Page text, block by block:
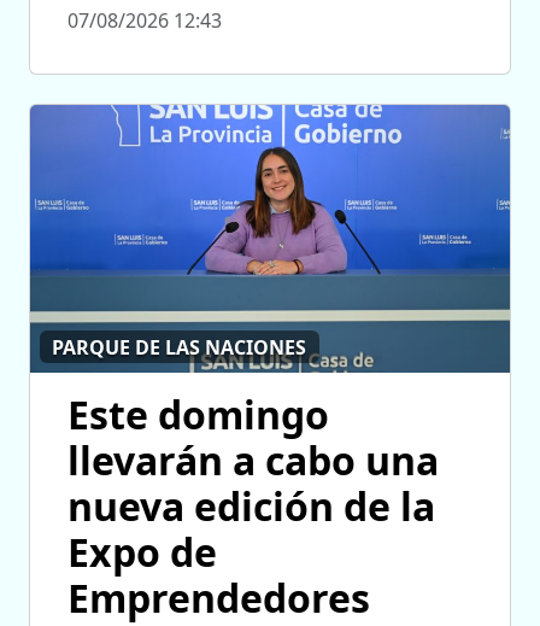
07/08/2026 12:43
PARQUE DE LAS NACIONES
Este domingo
llevarán a cabo una
nueva edición de la
Expo de
Emprendedores